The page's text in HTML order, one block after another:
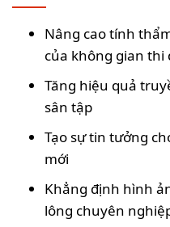
Nâng cao tính
của không gian thi
Tăng hiệu quả
sân tập
Tạo sự tin tưởng
mới
Khẳng định hình
lông chuyên